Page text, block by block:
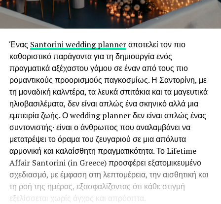
Ένας Santorini wedding plannerαποτελεί τον πιο
καθοριστικό παράγοντα για τη δημιουργία ενός
πραγματικά αξέχαστου γάμου σε έναν από τους πιο
ρομαντικούς προορισμούς παγκοσμίως. Η Σαντορίνη, με
τη μοναδική καλντέρα, τα λευκά σπιτάκια και τα μαγευτικά
ηλιοβασιλέματα, δεν είναι απλώς ένα σκηνικό αλλά μια
εμπειρία ζωής. Ο wedding planner δεν είναι απλώς ένας
συντονιστής· είναι ο άνθρωπος που αναλαμβάνει να
μετατρέψει το όραμα του ζευγαριού σε μια απόλυτα
αρμονική και καλαίσθητη πραγματικότητα. Το Lifetime
Affair Santorini (in Greece) προσφέρει εξατομικευμένο
σχεδιασμό, με έμφαση στη λεπτομέρεια, την αισθητική και
τη ροή της ημέρας, εξασφαλίζοντας ότι κάθε στιγμή
εξελίσσεται χωρίς άγχος και απρόοπτα.